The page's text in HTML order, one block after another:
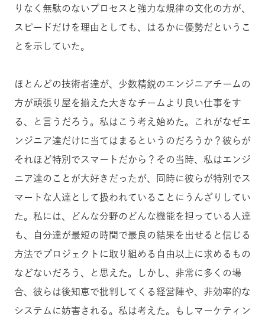
りなく無駄のないプロセスと強力な規律の文化の方が、
スピードだけを理由としても、はるかに優勢だというこ
とを示していた。
ほとんどの技術者達が、少数精鋭のエンジニアチームの
方が頑張り屋を揃えた大きなチームより良い仕事をす
る、と言うだろう。私はこう考え始めた。これがなぜエ
ンジニア達だけに当てはまるというのだろうか？彼らが
それほど特別でスマートだから？その当時、私はエンジ
ニア達のことが大好きだったが、同時に彼らが特別でス
マートな人達として扱われていることにうんざりしてい
た。私には、どんな分野のどんな機能を担っている人達
も、自分達が最短の時間で最良の結果を出せると信じる
方法でプロジェクトに取り組める自由以上に求めるもの
などないだろう、と思えた。しかし、非常に多くの場
合、彼らは後知恵で批判してくる経営陣や、非効率的な
システムに妨害される。私は考えた。もしマーケティン